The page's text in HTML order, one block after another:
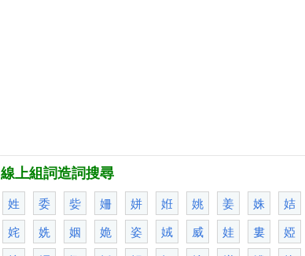
線上組詞造詞搜尋
姓
委 姕 姍 姘 姙 姚 姜 姝 姞
姹
姺 姻 姽 姿 娀 威 娃 婁 婭